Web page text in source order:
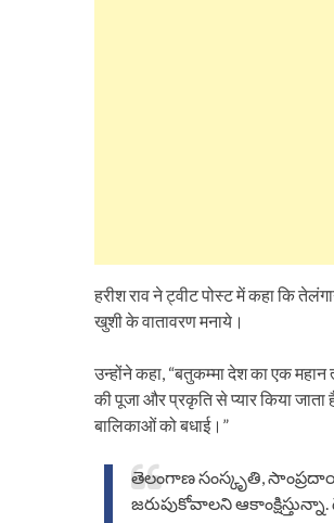
हरीश राव ने ट्वीट पोस्ट में कहा कि
खुशी के वातावरण मनाये।
उन्होंने कहा, “बतुकम्मा देश का एक
की पूजा और प्रकृति से प्यार किया
बालिकाओं को बधाई।”
తెలంగాణ సంస్కృతి,
జరుపుకోవాలని